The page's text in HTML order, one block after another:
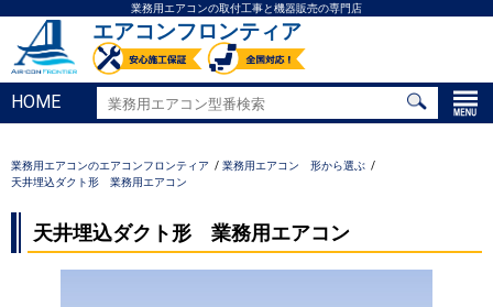
業務用エアコンの取付工事と機器販売の専門店
エアコンフロンティア
HOME
業務用エアコンのエアコンフロンティア
業務用エアコン 形から選ぶ
天井埋込ダクト形 業務用エアコン
天井埋込ダクト形 業務用エアコン